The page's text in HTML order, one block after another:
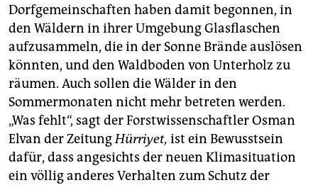
Dorfgemeinschaften haben damit begonnen, in
den Wäldern in ihrer Umgebung Glasflaschen
aufzusammeln, die in der Sonne Brände auslösen
könnten, und den Waldboden von Unterholz zu
räumen. Auch sollen die Wälder in den
Sommermonaten nicht mehr betreten werden.
„Was fehlt“, sagt der Forstwissenschaftler Osman
Elvan der ZeitungHürriyet, ist ein Bewusstsein
dafür, dass angesichts der neuen Klimasituation
ein völlig anderes Verhalten zum Schutz der